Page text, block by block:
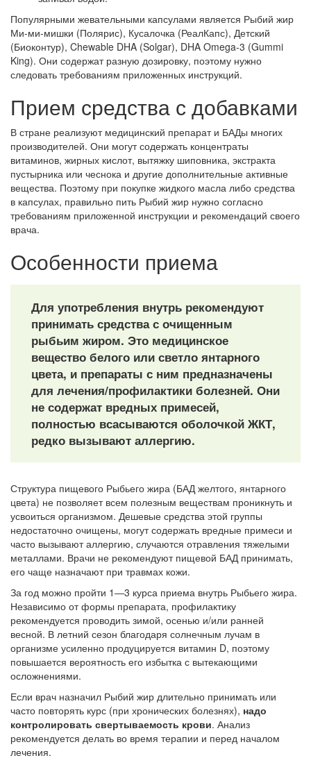
Популярными жевательными капсулами является Рыбий жир
Ми-ми-мишки (Полярис), Кусалочка (РеалКапс), Детский
(Биоконтур), Chewable DHA (Solgar), DHA Omega-3 (Gummi
King). Они содержат разную дозировку, поэтому нужно
следовать требованиям приложенных инструкций.
Прием средства с добавками
В стране реализуют медицинский препарат и БАДы многих
производителей. Они могут содержать концентраты
витаминов, жирных кислот, вытяжку шиповника, экстракта
пустырника или чеснока и другие дополнительные активные
вещества. Поэтому при покупке жидкого масла либо средства
в капсулах, правильно пить Рыбий жир нужно согласно
требованиям приложенной инструкции и рекомендаций своего
врача.
Особенности приема
Для употребления внутрь рекомендуют
принимать средства с очищенным
рыбьим жиром. Это медицинское
вещество белого или светло янтарного
цвета, и препараты с ним предназначены
для лечения/профилактики болезней. Они
не содержат вредных примесей,
полностью всасываются оболочкой ЖКТ,
редко вызывают аллергию.
Структура пищевого Рыбьего жира (БАД желтого, янтарного
цвета) не позволяет всем полезным веществам проникнуть и
усвоиться организмом. Дешевые средства этой группы
недостаточно очищены, могут содержать вредные примеси и
часто вызывают аллергию, случаются отравления тяжелыми
металлами. Врачи не рекомендуют пищевой БАД принимать,
его чаще назначают при травмах кожи.
За год можно пройти 1―3 курса приема внутрь Рыбьего жира.
Независимо от формы препарата, профилактику
рекомендуется проводить зимой, осенью и/или ранней
весной. В летний сезон благодаря солнечным лучам в
организме усиленно продуцируется витамин D, поэтому
повышается вероятность его избытка с вытекающими
осложнениями.
Если врач назначил Рыбий жир длительно принимать или
часто повторять курс (при хронических болезнях), надо
контролировать свертываемость крови. Анализ
рекомендуется делать во время терапии и перед началом
лечения.